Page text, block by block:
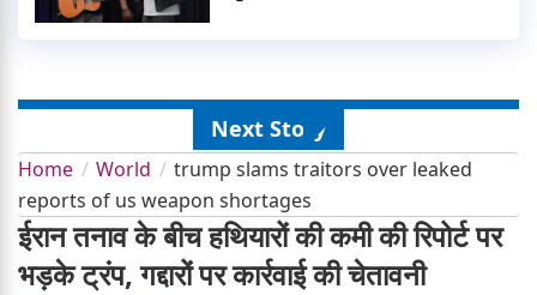
Next Story
Home World
trump slams traitors over leaked
reports of us weapon shortages
ईरान तनाव के बीच हथियारों की कमी की रिपोर्ट पर
भड़के ट्रंप, गद्दारों पर कार्रवाई की चेतावनी